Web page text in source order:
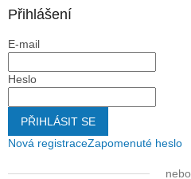
Přihlášení
E-mail
Heslo
PŘIHLÁSIT SE
Nová registraceZapomenuté heslo
nebo